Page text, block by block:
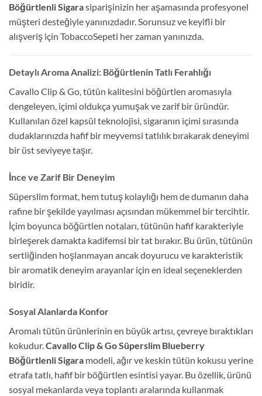
Böğürtlenli Sigarasiparişinizin her aşamasında profesyonel
müşteri desteğiyle yanınızdadır. Sorunsuz ve keyifli bir
alışveriş için TobaccoSepeti her zaman yanınızda.
Detaylı Aroma Analizi: Böğürtlenin Tatlı Ferahlığı
Cavallo Clip & Go, tütün kalitesini böğürtlen aromasıyla
dengeleyen, içimi oldukça yumuşak ve zarif bir üründür.
Kullanılan özel kapsül teknolojisi, sigaranın içimi sırasında
dudaklarınızda hafif bir meyvemsi tatlılık bırakarak deneyimi
bir üst seviyeye taşır.
İnce ve Zarif Bir Deneyim
Süperslim format, hem tutuş kolaylığı hem de dumanın daha
rafine bir şekilde yayılması açısından mükemmel bir tercihtir.
İçim boyunca böğürtlen notaları, tütünün hafif karakteriyle
birleşerek damakta kadifemsi bir tat bırakır. Bu ürün, tütünün
sertliğinden hoşlanmayan ancak doyurucu ve karakteristik
bir aromatik deneyim arayanlar için en ideal seçeneklerden
biridir.
Sosyal Alanlarda Konfor
Aromalı tütün ürünlerinin en büyük artısı, çevreye bıraktıkları
kokudur.Cavallo Clip & Go Süperslim Blueberry
Böğürtlenli Sigara modeli, ağır ve keskin tütün kokusu yerine
etrafa tatlı, hafif bir böğürtlen esintisi yayar. Bu özellik, ürünü
sosyal mekanlarda veya toplantı aralarında kullanmak